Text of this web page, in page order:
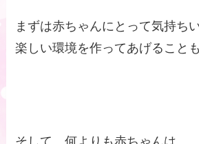
まずは赤ちゃんにとって気持ちい
楽しい環境を作ってあげること
そして、何よりも赤ちゃんは、